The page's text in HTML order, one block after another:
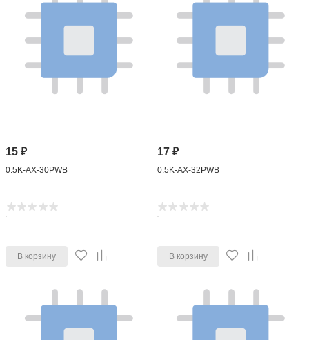
15₽
0.5K-AX-30PWB
В корзину
17 ₽
0.5K-AX-32PWB
В корзину